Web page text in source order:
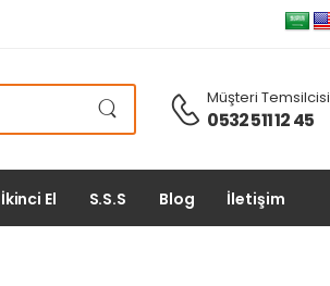
Müşteri Temsilcisi
0532 511 12 45
İkinci El S.S.S Blog İletişim